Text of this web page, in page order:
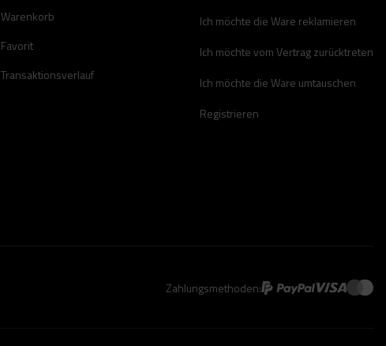
Warenkorb
Favorit
Transaktionsverlauf
Ich möchte die Ware reklamieren
Ich möchte vom Vertrag zurücktreten
Ich möchte die Ware umtauschen
Registrieren
Zahlungsmethoden: